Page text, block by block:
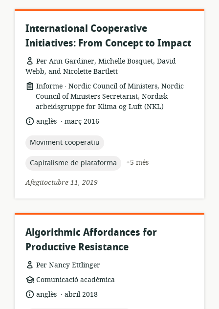
International Cooperative
Initiatives: From Concept to Impact
Per Ann Gardiner, Michelle Bosquet, David
Webb, and Nicolette Bartlett
format
dels
recursos:
Informe .
publicador:
Nordic Council of Ministers, Nordic
Council of Ministers Secretariat, Nordisk
arbeidsgruppe for Klima og Luft (NKL)
idioma:
anglès .
data
publicació:
març 2016
topic:
Moviment cooperatiu
topic:
Capitalisme de plataforma
+5 més
Afegitoctubre 11, 2019
Algorithmic Affordances for
Productive Resistance
Per Nancy Ettlinger
format
recursos:
Comunicació acadèmica
idioma:
anglès .
dataabril 2018